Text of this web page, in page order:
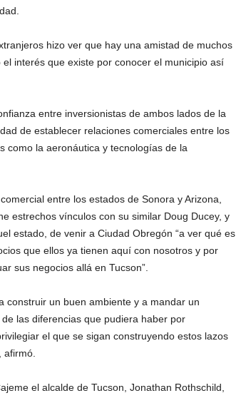
hizo ver que hay una amistad de muchos
interés que existe por conocer el municipio así
entre inversionistas de ambos lados de la
de establecer relaciones comerciales entre los
como la aeronáutica y tecnologías de la
entre los estados de Sonora y Arizona,
estrechos vínculos con su similar Doug Ducey, y
estado, de venir a Ciudad Obregón “a ver qué es
que ellos ya tienen aquí con nosotros y por
sus negocios allá en Tucson”.
construir un buen ambiente y a mandar un
las diferencias que pudiera haber por
el que se sigan construyendo estos lazos
el alcalde de Tucson, Jonathan Rothschild,